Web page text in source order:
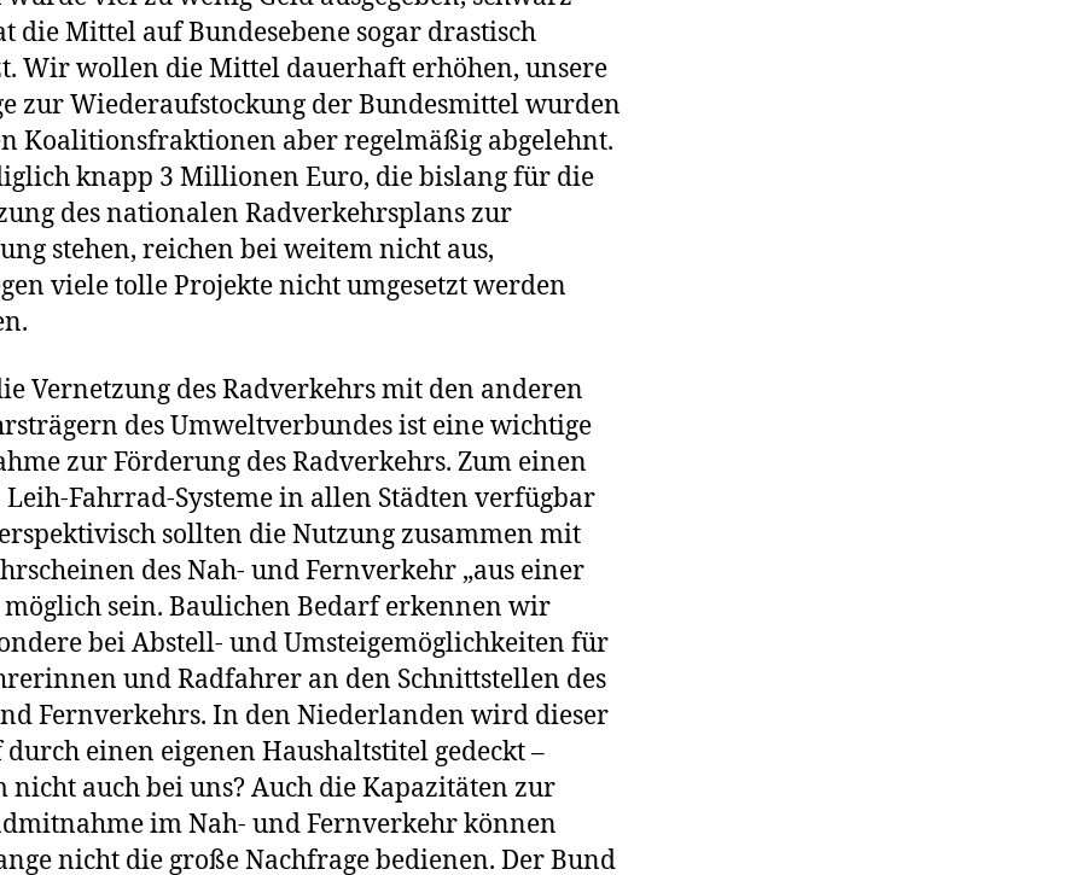
die Mittel auf Bundesebene sogar drastisch
Wir wollen die Mittel dauerhaft erhöhen, unsere
zur Wiederaufstockung der Bundesmittel wurden
Koalitionsfraktionen aber regelmäßig abgelehnt.
knapp 3 Millionen Euro, die bislang für die
des nationalen Radverkehrsplans zur
stehen, reichen bei weitem nicht aus,
viele tolle Projekte nicht umgesetzt werden
Vernetzung des Radverkehrs mit den anderen
des Umweltverbundes ist eine wichtige
zur Förderung des Radverkehrs. Zum einen
Fahrrad-Systeme in allen Städten verfügbar
sollten die Nutzung zusammen mit
des Nah- und Fernverkehr „aus einer
möglich sein. Baulichen Bedarf erkennen wir
bei Abstell- und Umsteigemöglichkeiten für
und Radfahrer an den Schnittstellen des
Fernverkehrs. In den Niederlanden wird dieser
einen eigenen Haushaltstitel gedeckt –
nicht auch bei uns? Auch die Kapazitäten zur
im Nah- und Fernverkehr können
nicht die große Nachfrage bedienen. Der Bund